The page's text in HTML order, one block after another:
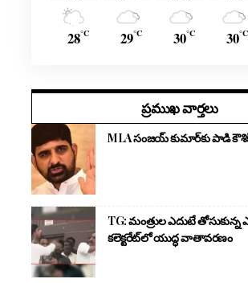
28°C 29°C 30°C 30°C
ప్రముఖ వార్తలు
MLA సంజయ్ కుమార్‌కు పాడి
TG: మంత్రుల ఎదుటే తోసుకున్న
కలెక్టరేట్‌లో యుద్ధ వాతావరణం